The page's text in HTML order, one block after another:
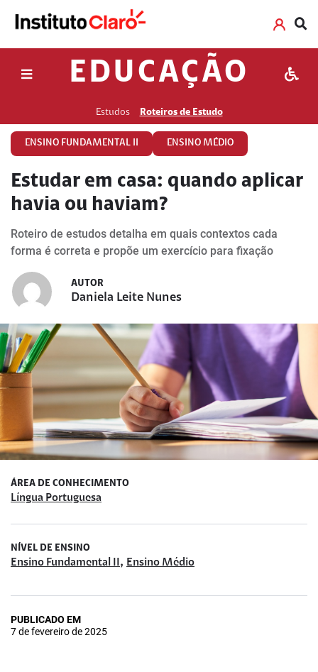
EDUCAÇÃO
Estudos Roteiros de Estudo
ENSINO FUNDAMENTAL II ENSINO MÉDIO
Estudar em casa: quando aplicar
havia ou haviam?
Roteiro de estudos detalha em quais contextos cada
forma é correta e propõe um exercício para fixação
AUTOR
Daniela Leite Nunes
ÁREA DE CONHECIMENTO
Língua Portuguesa
NÍVEL DE ENSINO
Ensino Fundamental II, Ensino Médio
PUBLICADO EM
7 de fevereiro de 2025